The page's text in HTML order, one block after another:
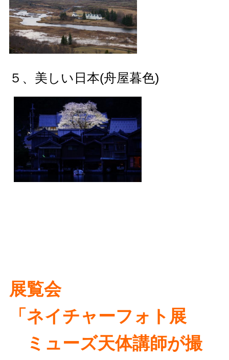
５、美しい日本(舟屋暮色)
展覧会
「ネイチャーフォト展
ミューズ天体講師が撮